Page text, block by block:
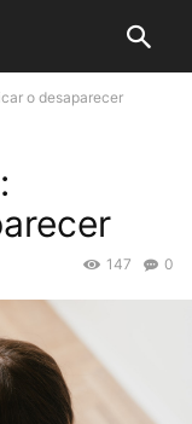
o desaparecer
0
147